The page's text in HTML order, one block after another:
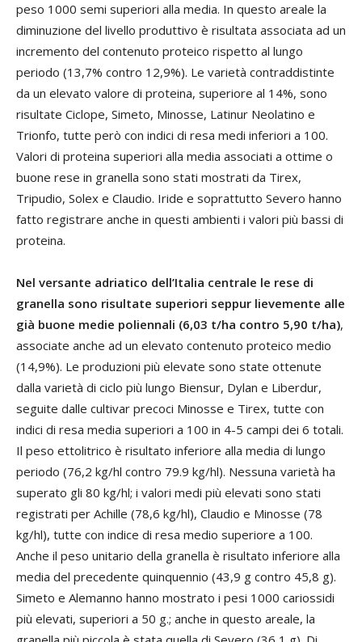
peso 1000 semi superiori alla media. In questo areale la
diminuzione del livello produttivo è risultata associata ad un
incremento del contenuto proteico rispetto al lungo
periodo (13,7% contro 12,9%). Le varietà contraddistinte
da un elevato valore di proteina, superiore al 14%, sono
risultate Ciclope, Simeto, Minosse, Latinur Neolatino e
Trionfo, tutte però con indici di resa medi inferiori a 100.
Valori di proteina superiori alla media associati a ottime o
buone rese in granella sono stati mostrati da Tirex,
Tripudio, Solex e Claudio. Iride e soprattutto Severo hanno
fatto registrare anche in questi ambienti i valori più bassi di
proteina.
Nel versante adriatico dell’Italia centrale le rese di
granella sono risultate superiori seppur lievemente alle
già buone medie poliennali (6,03 t/ha contro 5,90 t/ha),
associate anche ad un elevato contenuto proteico medio
(14,9%). Le produzioni più elevate sono state ottenute
dalla varietà di ciclo più lungo Biensur, Dylan e Liberdur,
seguite dalle cultivar precoci Minosse e Tirex, tutte con
indici di resa media superiori a 100 in 4-5 campi dei 6 totali.
Il peso ettolitrico è risultato inferiore alla media di lungo
periodo (76,2 kg/hl contro 79.9 kg/hl). Nessuna varietà ha
superato gli 80 kg/hl; i valori medi più elevati sono stati
registrati per Achille (78,6 kg/hl), Claudio e Minosse (78
kg/hl), tutte con indice di resa medio superiore a 100.
Anche il peso unitario della granella è risultato inferiore alla
media del precedente quinquennio (43,9 g contro 45,8 g).
Simeto e Alemanno hanno mostrato i pesi 1000 cariossidi
più elevati, superiori a 50 g.; anche in questo areale, la